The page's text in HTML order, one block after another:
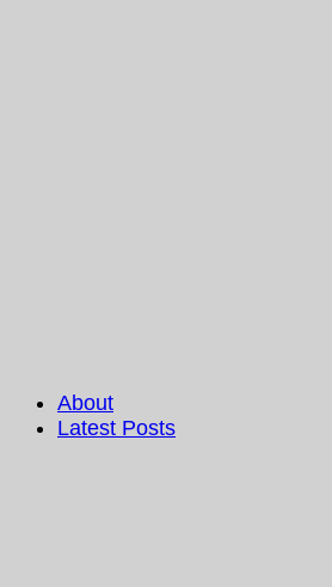
About
Latest Posts